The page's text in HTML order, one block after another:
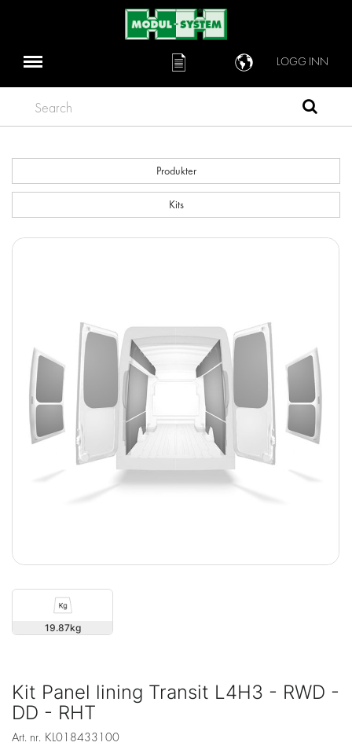
LOGG INN
Search
Produkter
Kits
19.87
Kit Panel lining Transit L4H3 - RWD -
DD - RHT
Art. nr. KL018433100